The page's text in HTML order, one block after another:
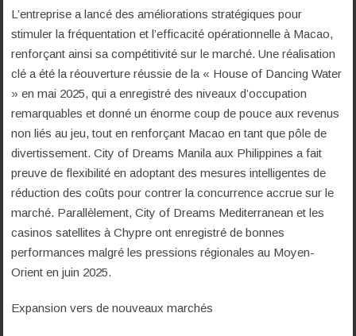
L’entreprise a lancé des améliorations stratégiques pour
stimuler la fréquentation et l’efficacité opérationnelle à Macao,
renforçant ainsi sa compétitivité sur le marché. Une réalisation
clé a été la réouverture réussie de la « House of Dancing Water
» en mai 2025, qui a enregistré des niveaux d’occupation
remarquables et donné un énorme coup de pouce aux revenus
non liés au jeu, tout en renforçant Macao en tant que pôle de
divertissement. City of Dreams Manila aux Philippines a fait
preuve de flexibilité en adoptant des mesures intelligentes de
réduction des coûts pour contrer la concurrence accrue sur le
marché. Parallèlement, City of Dreams Mediterranean et les
casinos satellites à Chypre ont enregistré de bonnes
performances malgré les pressions régionales au Moyen-
Orient en juin 2025.
Expansion vers de nouveaux marchés